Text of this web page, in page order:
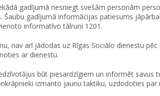
gadījumā nesniegt svešām personām
Šaubu gadījumā informācijas patiesums
informatīvo tālruni 1201.
nav arī jādodas uz Rīgas Sociālo dienestu
ar dienestu.
būt piesardzīgiem un informēt savus
izmanto jaunu taktiku, uzdodoties par